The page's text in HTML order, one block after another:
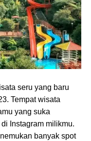
seru yang baru
Tempat wisata
yang suka
Instagram milikmu.
banyak spot